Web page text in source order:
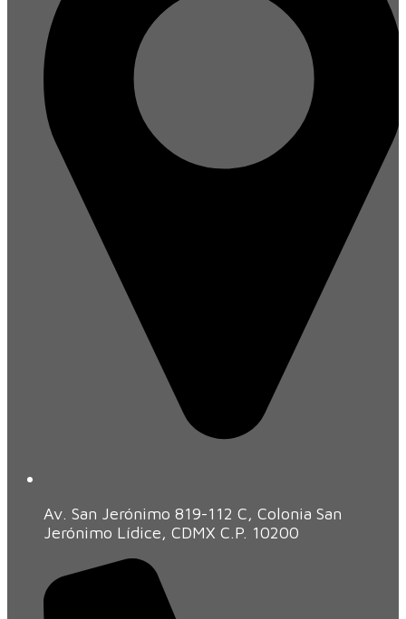
Av. San Jerónimo 819-112 C, Colonia San
Jerónimo Lídice, CDMX C.P. 10200